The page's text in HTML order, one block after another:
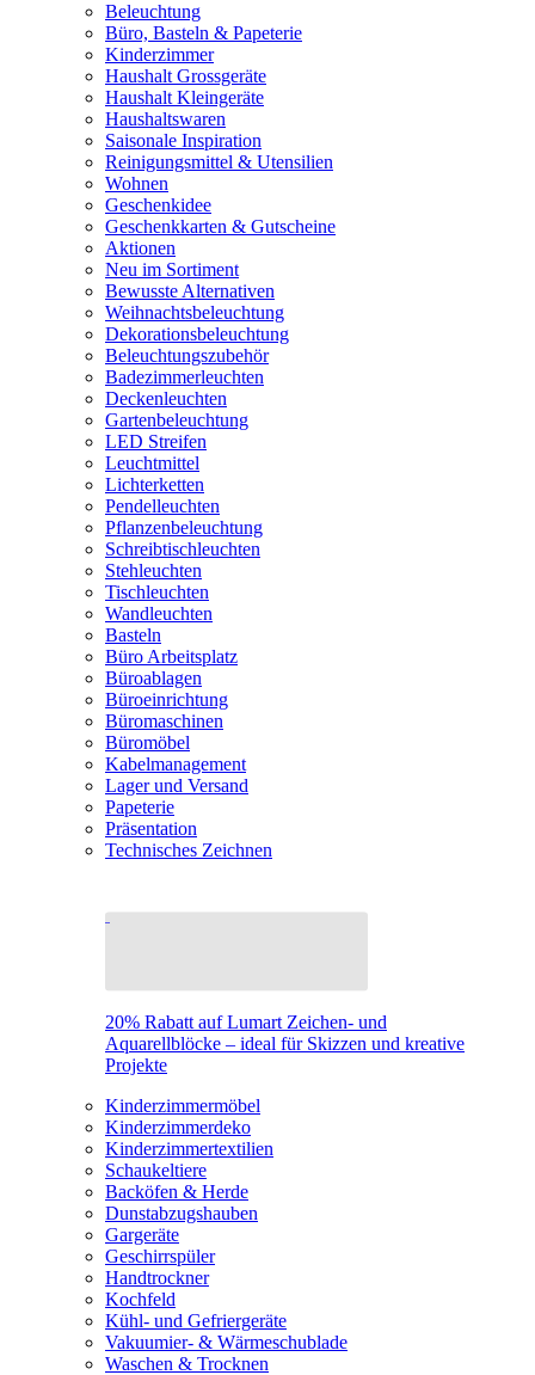
Beleuchtung
Büro, Basteln & Papeterie
Kinderzimmer
Haushalt Grossgeräte
Haushalt Kleingeräte
Haushaltswaren
Saisonale Inspiration
Reinigungsmittel & Utensilien
Wohnen
Geschenkidee
Geschenkkarten & Gutscheine
Aktionen
Neu im Sortiment
Bewusste Alternativen
Weihnachtsbeleuchtung
Dekorationsbeleuchtung
Beleuchtungszubehör
Badezimmerleuchten
Deckenleuchten
Gartenbeleuchtung
LED Streifen
Leuchtmittel
Lichterketten
Pendelleuchten
Pflanzenbeleuchtung
Schreibtischleuchten
Stehleuchten
Tischleuchten
Wandleuchten
Basteln
Büro Arbeitsplatz
Büroablagen
Büroeinrichtung
Büromaschinen
Büromöbel
Kabelmanagement
Lager und Versand
Papeterie
Präsentation
Technisches Zeichnen
20% Rabatt auf Lumart Zeichen- und
Aquarellblöcke – ideal für Skizzen und kreative
Projekte
Kinderzimmermöbel
Kinderzimmerdeko
Kinderzimmertextilien
Schaukeltiere
Backöfen & Herde
Dunstabzugshauben
Gargeräte
Geschirrspüler
Handtrockner
Kochfeld
Kühl- und Gefriergeräte
Vakuumier- & Wärmeschublade
Waschen & Trocknen